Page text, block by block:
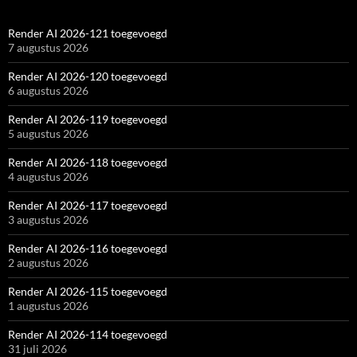
Render AI 2026-121 toegevoegd
7 augustus 2026
Render AI 2026-120 toegevoegd
6 augustus 2026
Render AI 2026-119 toegevoegd
5 augustus 2026
Render AI 2026-118 toegevoegd
4 augustus 2026
Render AI 2026-117 toegevoegd
3 augustus 2026
Render AI 2026-116 toegevoegd
2 augustus 2026
Render AI 2026-115 toegevoegd
1 augustus 2026
Render AI 2026-114 toegevoegd
31 juli 2026